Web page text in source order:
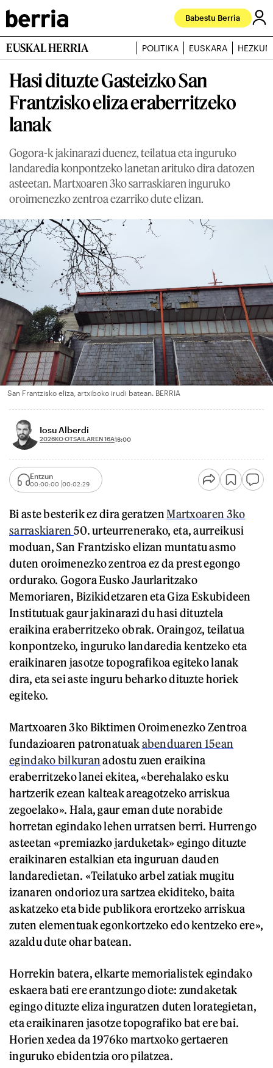
Babestu Berria
EUSKAL HERRIA POLITIKA EUSKARA
Hasi dituzte Gasteizko San
Frantzisko eliza eraberritzeko
lanak
Gogora-k jakinarazi duenez, teilatua eta inguruko
landaredia konpontzeko lanetan arituko dira datozen
asteetan. Martxoaren 3ko sarraskiaren inguruko
oroimenezko zentroa ezarriko dute elizan.
San Frantzisko eliza, artxiboko irudi batean. BERRIA
Iosu Alberdi
2026KO OTSAILAREN 16A13:00
Entzun
00:00:00 00:02:29
Bi aste besterik ez dira geratzenMartxoaren 3ko
sarraskiaren 50. urteurrenerako, eta, aurreikusi
moduan, San Frantzisko elizan muntatu asmo
duten oroimenezko zentroa ez da prest egongo
ordurako. Gogora Eusko Jaurlaritzako
Memoriaren, Bizikidetzaren eta Giza Eskubideen
Institutuak gaur jakinarazi du hasi dituztela
eraikina eraberritzeko obrak. Oraingoz, teilatua
konpontzeko, inguruko landaredia kentzeko eta
eraikinaren jasotze topografikoa egiteko lanak
dira, eta sei aste inguru beharko dituzte horiek
egiteko.
Martxoaren 3ko Biktimen Oroimenezko Zentroa
fundazioaren patronatuakabenduaren 15ean
egindako bilkuranadostu zuen eraikina
eraberritzeko lanei ekitea, «berehalako esku
hartzerik ezean kalteak areagotzeko arriskua
zegoelako». Hala, gaur eman dute norabide
horretan egindako lehen urratsen berri. Hurrengo
asteetan «premiazko jarduketak» egingo dituzte
eraikinaren estalkian eta inguruan dauden
landaredietan. «Teilatuko arbel zatiak mugitu
izanaren ondorioz ura sartzea ekiditeko, baita
askatzeko eta bide publikora erortzeko arriskua
zuten elementuak egonkortzeko edo kentzeko ere»,
azaldu dute ohar batean.
Horrekin batera, elkarte memorialistek egindako
eskaera bati ere erantzungo diote: zundaketak
egingo dituzte eliza inguratzen duten lorategietan,
eta eraikinaren jasotze topografiko bat ere bai.
Horien xedea da 1976ko martxoko gertaeren
inguruko ebidentzia oro pilatzea.